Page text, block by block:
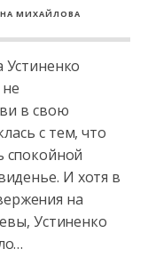
МИХАЙЛОВА
в свою
с тем, что
спокойной
И хотя в
на
Устиненко